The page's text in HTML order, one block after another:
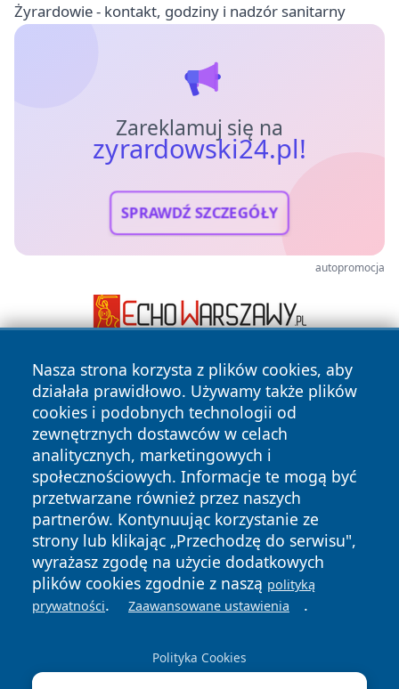
Żyrardowie - kontakt, godziny i nadzór sanitarny
Zareklamuj się na
zyrardowski24.pl!
SPRAWDŹ SZCZEGÓŁY
autopromocja
Nasza strona korzysta z plików cookies, aby
działała prawidłowo. Używamy także plików
cookies i podobnych technologii od
zewnętrznych dostawców w celach
analitycznych, marketingowych i
społecznościowych. Informacje te mogą być
przetwarzane również przez naszych
partnerów. Kontynuując korzystanie ze
strony lub klikając „Przechodzę do serwisu",
wyrażasz zgodę na użycie dodatkowych
plików cookies zgodnie z naszą polityką
prywatności. Zaawansowane ustawienia .
Polityka Cookies
Copyright © 2026 zyrardowski24.pl Wszystkie prawa
zastrzeżone.
News Autorzy
Polityka
Prywatności
Polityka
Cookies